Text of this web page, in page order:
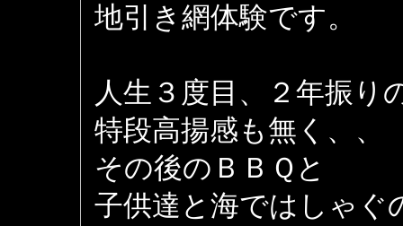
地引き網体験です。
人生３度目、２年振り
特段高揚感も無く、、
その後のＢＢＱと
子供達と海ではしゃぐ